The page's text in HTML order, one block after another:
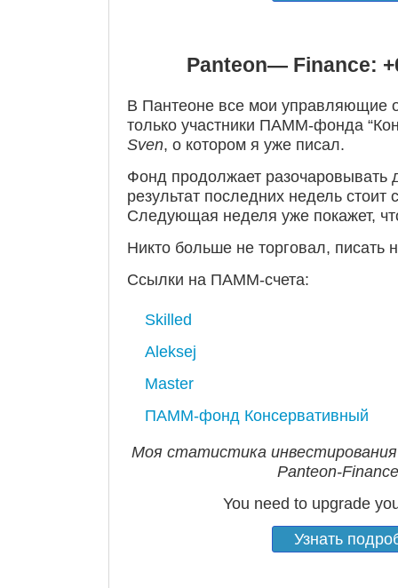
Panteon— Finance:
В Пантеоне все мои управляющие
только участники ПАММ-фонда
Sven, о котором я уже писал.
Фонд продолжает разочаровывать
результат последних недель стоит
Следующая неделя уже покажет,
Никто больше не торговал, писать
Ссылки на ПАММ-счета:
Skilled
Aleksej
Master
ПАММ-фонд Консервативный
Моя статистика
Panteon-
You need to upgrade
Узнать